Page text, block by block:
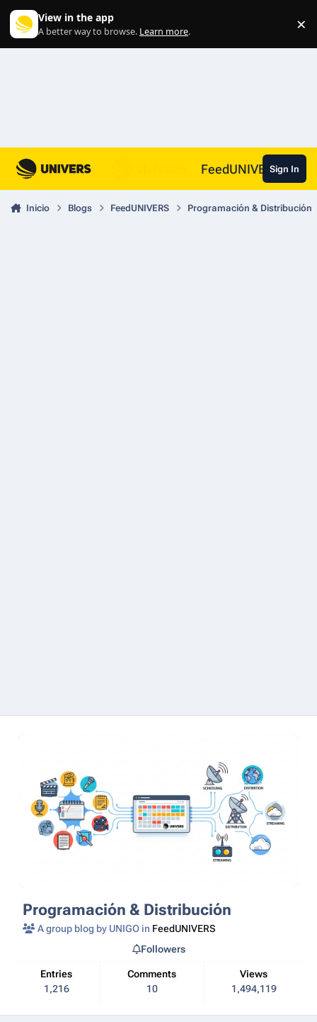
View in the app
A better way to browse. Learn more. ×
FeedUNIVERSSign In
Inicio Blogs FeedUNIVERS Programación & Distribución
Programación & Distribución
A group blog by UNIGO in FeedUNIVERS
Entries
1,216
Comments
10
Views
1,494,119
Followers